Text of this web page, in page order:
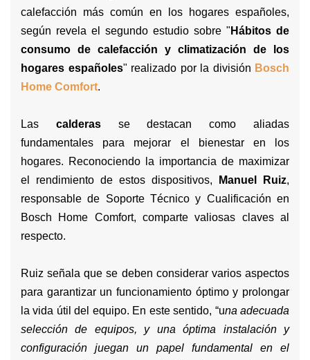
calefacción más común en los hogares españoles,
según revela el segundo estudio sobre " Hábitos de
consumo de calefacción y climatización de los
hogares españoles" realizado por la división Bosch
Home Comfort.
Las calderasse destacan como aliadas
fundamentales para mejorar el bienestar en los
hogares. Reconociendo la importancia de maximizar
el rendimiento de estos dispositivos,
Manuel Ruiz,
responsable de Soporte Técnico y Cualificación en
Bosch Home Comfort, comparte valiosas claves al
respecto.
Ruiz señala que se deben considerar varios aspectos
para garantizar un funcionamiento óptimo y prolongar
la vida útil del equipo. En este sentido, “una adecuada
selección de equipos, y una óptima instalación y
configuración juegan un papel fundamental en el